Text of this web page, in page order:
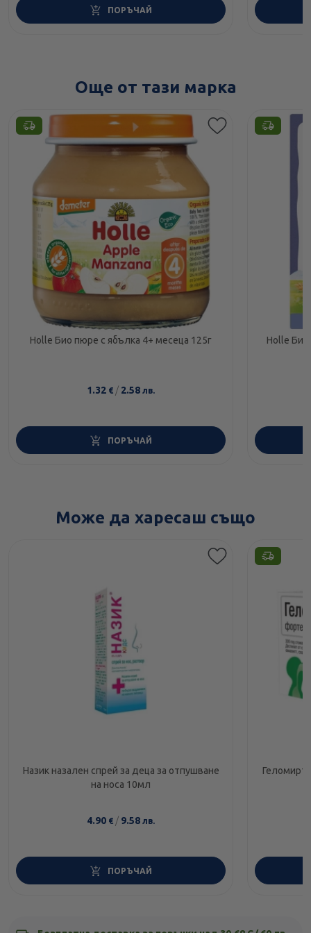
ПОРЪЧАЙ
Още от тази марка
Holle Био пюре с ябълка 4+ месеца 125г
1.32 € / 2.58 лв.
ПОРЪЧАЙ
Holle Био
Може да харесаш също
Назик назален спрей за деца за отпушване
на носа 10мл
4.90 € / 9.58 лв.
ПОРЪЧАЙ